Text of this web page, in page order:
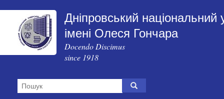
Дніпровський національний
імені Олеся Гончара
Docendo Discimus
since 1918